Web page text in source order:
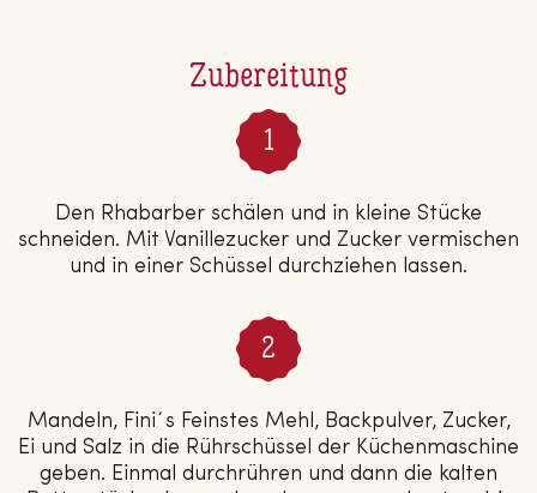
Zubereitung
Den Rhabarber schälen und in kleine Stücke
schneiden. Mit Vanillezucker und Zucker vermischen
und in einer Schüssel durchziehen lassen.
Mandeln, Fini´s Feinstes Mehl, Backpulver, Zucker,
Ei und Salz in die Rührschüssel der Küchenmaschine
geben. Einmal durchrühren und dann die kalten